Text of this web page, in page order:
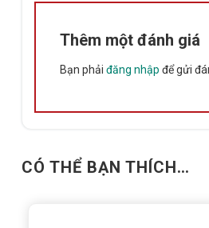
People Counting Face
Chuẩn IP66chống nước/bụi,
Thêm một đánh giá
Bạn phải đăng nhập để gửi
CÓ THỂ BẠN THÍCH…